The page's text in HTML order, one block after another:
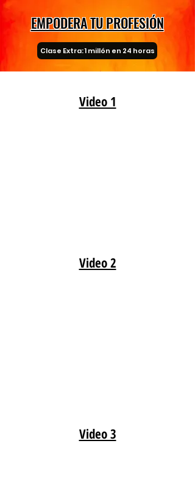
EMPODERA TU PROFESIÓN
Clase Extra: 1 millón en 24 horas
Video 1
Video 2
Video 3